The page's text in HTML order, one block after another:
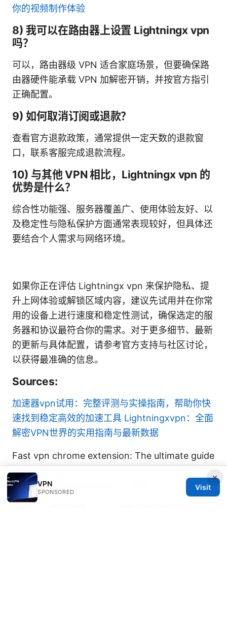
你的视频制作体验
8) 我可以在路由器上设置 Lightningx vpn
吗？
可以，路由器级 VPN 适合家庭场景，但要确保路
由器硬件能承载 VPN 加解密开销，并按官方指引
正确配置。
9) 如何取消订阅或退款？
查看官方退款政策，通常提供一定天数的退款窗
口，联系客服完成退款流程。
10) 与其他 VPN 相比，Lightningx vpn 的
优势是什么？
综合性功能强、服务器覆盖广、使用体验友好、以
及稳定性与隐私保护方面通常表现较好，但具体还
要结合个人需求与网络环境。
如果你正在评估 Lightningx vpn 来保护隐私、提
升上网体验或解锁区域内容，建议先试用并在你常
用的设备上进行速度和稳定性测试，确保选定的服
务器和协议最符合你的需求。对于更多细节、最新
的更新与具体配置，请参考官方支持与社区讨论，
以获得最准确的信息。
Sources:
加速器vpn试用：完整评测与实操指南，帮助你快
速找到稳定高效的加速工具 Lightningxvpn：全面
解密VPN世界的实用指南与最新数据
Fast vpn chrome extension: The ultimate guide
to choosing, installing, and optimizing fast
Chrome VPN extensions in 2025
×
VPN
SPONSORED
Visit